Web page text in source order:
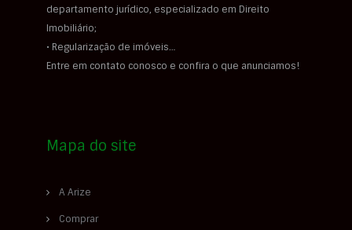
departamento jurídico, especializado em Direito
Imobiliário;
• Regularização de imóveis…
Entre em contato conosco e confira o que anunciamos!
Mapa do site
A Arize
Comprar